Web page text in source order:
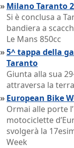
» Milano Taranto
Si è conclusa a
bandiera a
Le Mans 850cc
»5^ tappa della
Taranto
Giunta alla sua
attraversa la
» European Bike
Ormai alle porte
motociclette
svolgerà la
Week